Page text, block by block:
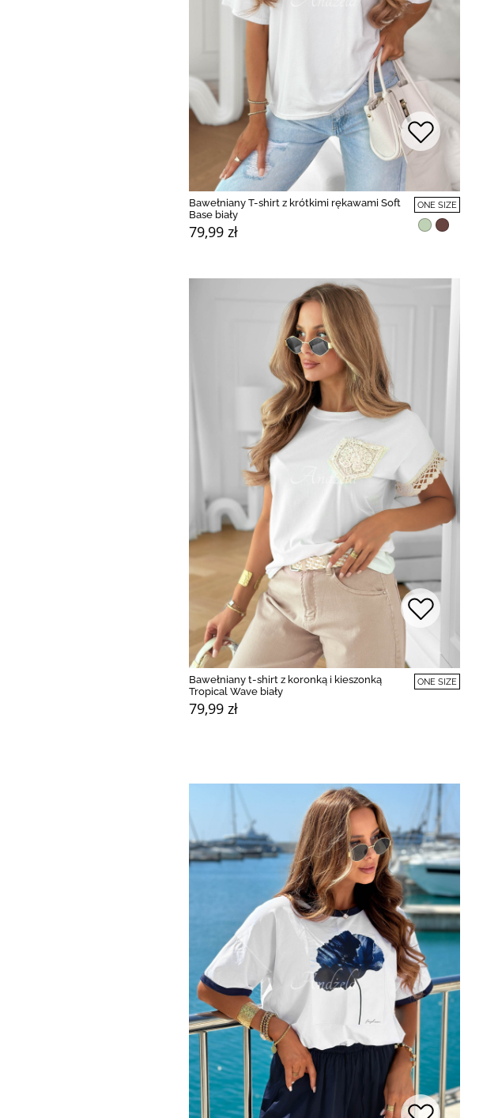
Bawełniany T-shirt z krótkimi rękawami Soft
Base biały
79,99 zł
ONE SIZE
Bawełniany t-shirt z koronką i kieszonką
Tropical Wave biały
79,99 zł
ONE SIZE